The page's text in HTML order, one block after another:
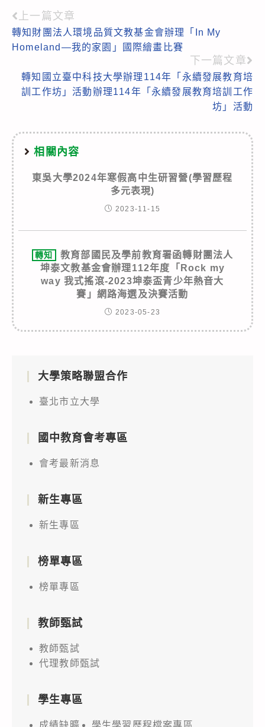
Read
more
上一篇文章
轉知財團法人環境品質文教基金會辦理「In My
Homeland—我的家園」國際繪畫比賽
下一篇文章
轉知國立臺中科技大學辦理114年「永續發展教育培
訓工作坊」活動辦理114年「永續發展教育培訓工作
坊」活動
相關內容
東吳大學2024年寒假高中生研習營(學習歷程
多元表現)
2023-11-15
轉知
教育部國民及學前教育署函轉財團法人
坤泰文教基金會辦理112年度「Rock my
way 我式搖滾-2023坤泰盃青少年熱音大
賽」網路海選及決賽活動
2023-05-23
大學策略聯盟合作
臺北市立大學
國中教育會考專區
會考最新消息
新生專區
新生專區
榜單專區
榜單專區
教師甄試
教師甄試
代理教師甄試
學生專區
成績缺曠 學生學習歷程檔案專區